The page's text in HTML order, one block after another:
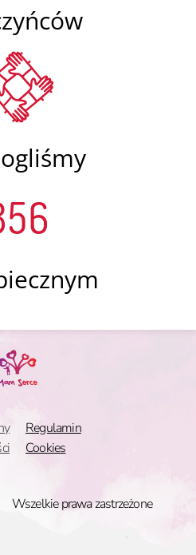
Regulamin
Cookies
Wszelkie prawa zastrzeżone